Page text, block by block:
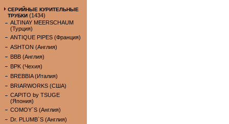
СЕРИЙНЫЕ КУРИТЕЛЬНЫЕ
ТРУБКИ (1434)
ALTINAY MEERSCHAUM
(Турция)
ANTIQUE PIPES (Франция)
ASHTON (Англия)
BBB (Англия)
BPK (Чехия)
BREBBIA (Италия)
BRIARWORKS (США)
CAPITO by TSUGE
(Япония)
COMOY`S (Англия)
Dr. PLUMB`S (Англия)